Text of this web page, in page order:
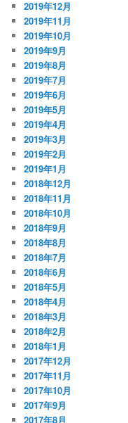
2019年12月
2019年11月
2019年10月
2019年9月
2019年8月
2019年7月
2019年6月
2019年5月
2019年4月
2019年3月
2019年2月
2019年1月
2018年12月
2018年11月
2018年10月
2018年9月
2018年8月
2018年7月
2018年6月
2018年5月
2018年4月
2018年3月
2018年2月
2018年1月
2017年12月
2017年11月
2017年10月
2017年9月
2017年8月